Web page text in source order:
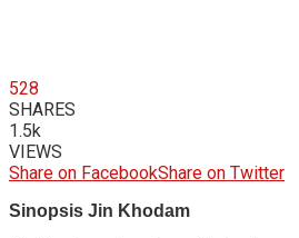
528
SHARES
1.5k
VIEWS
Share on FacebookShare on Twitter
Sinopsis Jin Khodam